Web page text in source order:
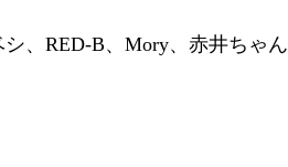
、RED-B、Mory、赤井ちゃん